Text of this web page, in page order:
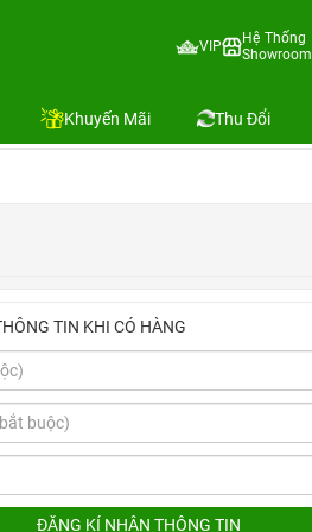
VIP
Hệ Thống
Showroom
Khuyến Mãi Thu Đổi
TIN KHI CÓ HÀNG
ĐĂNG KÍ NHẬN THÔNG TIN